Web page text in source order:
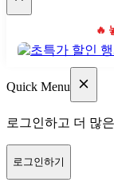
🔥
Quick Menu
로그인하고 더 많
로그인하기